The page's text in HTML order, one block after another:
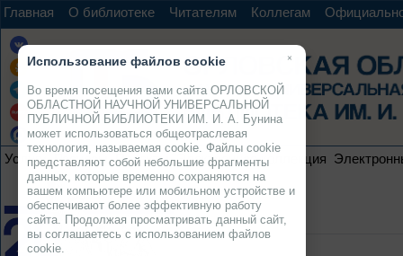
Главная О библиотеке Читателям Коллегам
Услуги Ресурсы Проекты Электронная коллекция
×
Использование файлов cookie
Во время посещения вами сайта ОРЛОВСКОЙ
ОБЛАСТНОЙ НАУЧНОЙ УНИВЕРСАЛЬНОЙ
ПУБЛИЧНОЙ БИБЛИОТЕКИ ИМ. И. А. Бунина
может использоваться общеотраслевая
технология, называемая cookie. Файлы cookie
представляют собой небольшие фрагменты
данных, которые временно сохраняются на
вашем компьютере или мобильном устройстве и
обеспечивают более эффективную работу
сайта. Продолжая просматривать данный сайт,
вы соглашаетесь с использованием файлов
cookie.